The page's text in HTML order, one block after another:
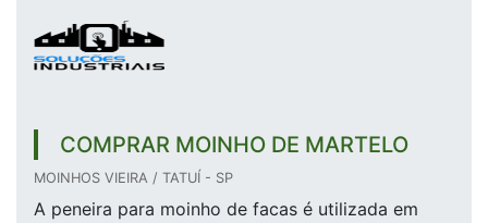
COMPRAR MOINHO DE MARTELO
MOINHOS VIEIRA / TATUÍ - SP
A peneira para moinho de facas é utilizada em